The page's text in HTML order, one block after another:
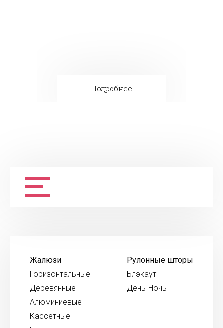
Подробнее
Жалюзи
Горизонтальные
Деревянные
Алюминиевые
Кассетные
Рулонные шторы
Блэкаут
День-Ночь